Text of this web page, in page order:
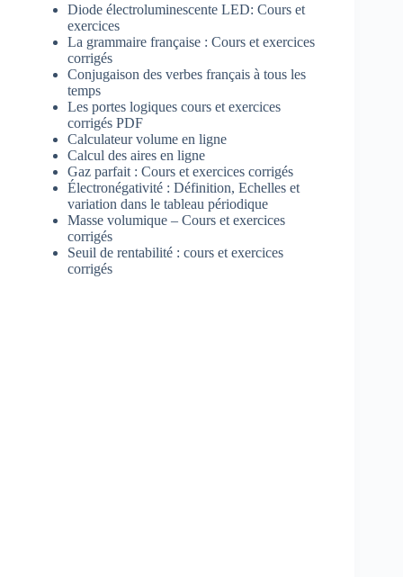
Diode électroluminescente LED: Cours et
exercices
La grammaire française : Cours et exercices
corrigés
Conjugaison des verbes français à tous les
temps
Les portes logiques cours et exercices
corrigés PDF
Calculateur volume en ligne
Calcul des aires en ligne
Gaz parfait : Cours et exercices corrigés
Électronégativité : Définition, Echelles et
variation dans le tableau périodique
Masse volumique – Cours et exercices
corrigés
Seuil de rentabilité : cours et exercices
corrigés